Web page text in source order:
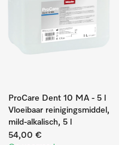
ProCare Dent 10 MA - 5 l
Vloeibaar reinigingsmiddel,
mild-alkalisch, 5 l
54,00 €